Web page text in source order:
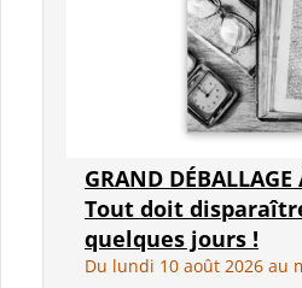
GRAND
Tout doit
quelques jours !
Du lundi 10 août 2026 au